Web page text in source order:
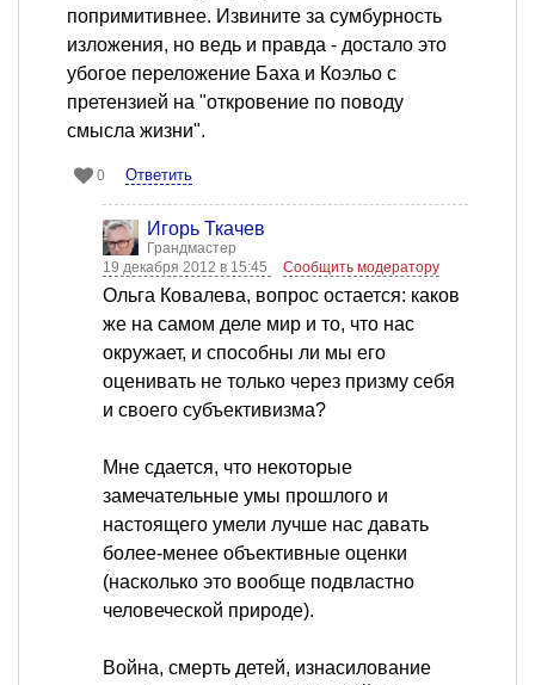
попримитивнее. Извините за сумбурность
изложения, но ведь и правда - достало это
убогое переложение Баха и Коэльо с
претензией на "откровение по поводу
смысла жизни".
0 Ответить
Игорь Ткачев
Грандмастер
19 декабря 2012 в 15:45
Сообщить модератору
Ольга Ковалева, вопрос остается: каков
же на самом деле мир и то, что нас
окружает, и способны ли мы его
оценивать не только через призму себя
и своего субъективизма?
Мне сдается, что некоторые
замечательные умы прошлого и
настоящего умели лучше нас давать
более-менее объективные оценки
(насколько это вообще подвластно
человеческой природе).
Война, смерть детей, изнасилование